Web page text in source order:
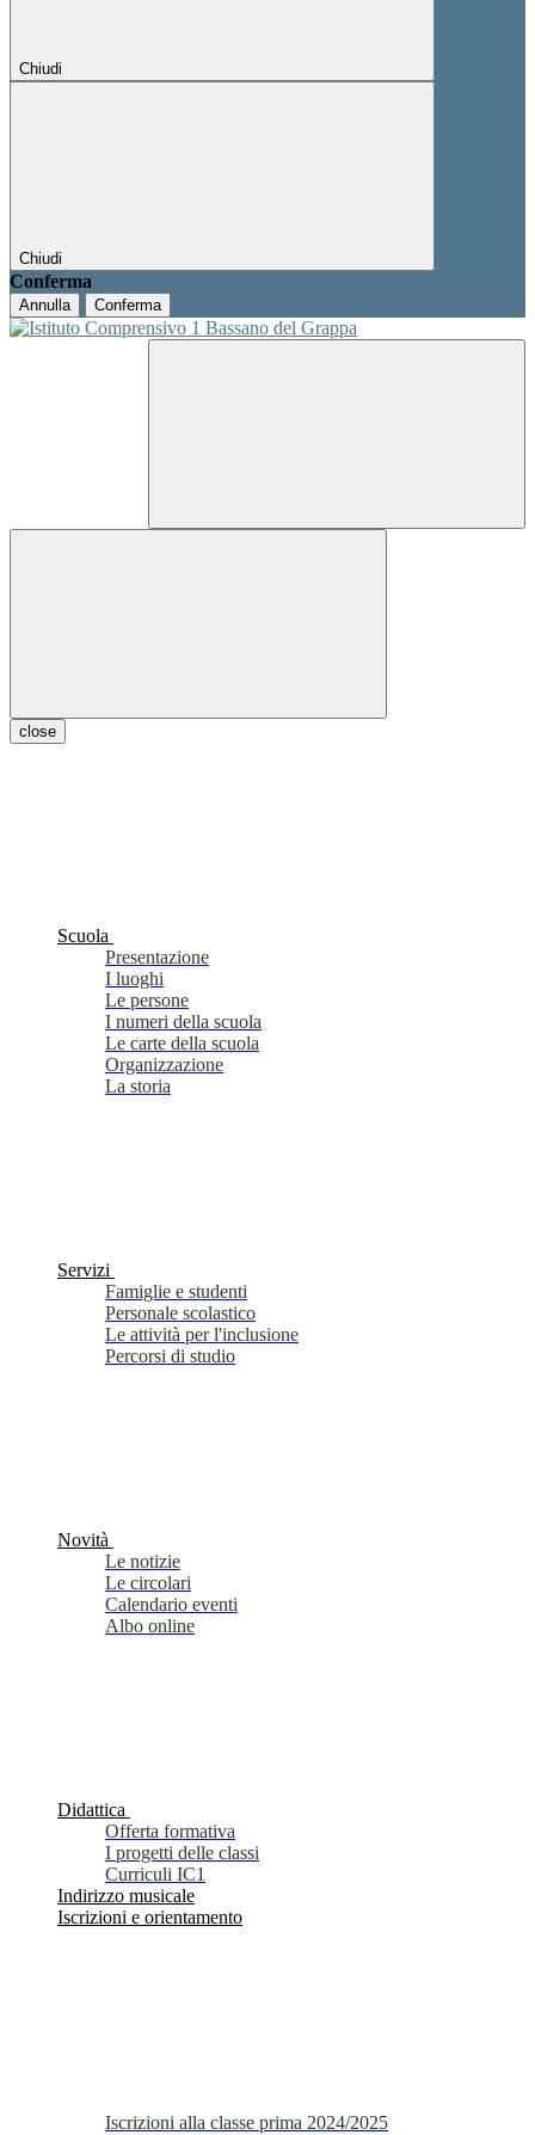
Chiudi
Chiudi
Conferma
Annulla Conferma
close
Scuola
Presentazione
I luoghi
Le persone
I numeri della scuola
Le carte della scuola
Organizzazione
La storia
Servizi
Famiglie e studenti
Personale scolastico
Le attività per l'inclusione
Percorsi di studio
Novità
Le notizie
Le circolari
Calendario eventi
Albo online
Didattica
Offerta formativa
I progetti delle classi
Curriculi IC1
Indirizzo musicale
Iscrizioni e orientamento
Iscrizioni alla classe prima 2024/2025